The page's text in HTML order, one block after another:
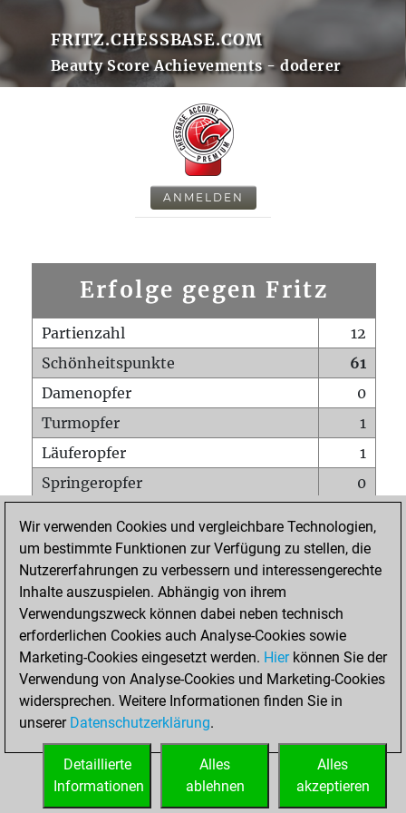
FRITZ.CHESSBASE.COM
Beauty Score Achievements - doderer
ANMELDEN
Erfolge gegen Fritz
Partienzahl
12
Schönheitspunkte
61
Damenopfer
0
Turmopfer
1
Läuferopfer
1
Springeropfer
0
Matt auf vollem Brett
0
Bauer setzt Matt
0
Erstickte Matts
Unterverwandlungen
Türme auf der siebten
0
STARTSEITE
Wir verwenden Cookies und vergleichbare Technologien,
um bestimmte Funktionen zur Verfügung zu stellen, die
Nutzererfahrungen zu verbessern und interessengerechte
Inhalte auszuspielen. Abhängig von ihrem
Verwendungszweck können dabei neben technisch
erforderlichen Cookies auch Analyse-Cookies sowie
Marketing-Cookies eingesetzt werden. Hierkönnen Sie der
Verwendung von Analyse-Cookies und Marketing-Cookies
widersprechen. Weitere Informationen finden Sie in
unserer Datenschutzerklärung.
Alles
akzeptieren
Alles
ablehnen
Detaillierte
Informationen